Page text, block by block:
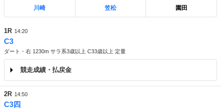
川崎 笠松 園田
1R 14:20
C3
ダート・右 1230m サラ系3歳以上 C33歳以上 定量
競走成績・払戻金
2R 14:50
C3四